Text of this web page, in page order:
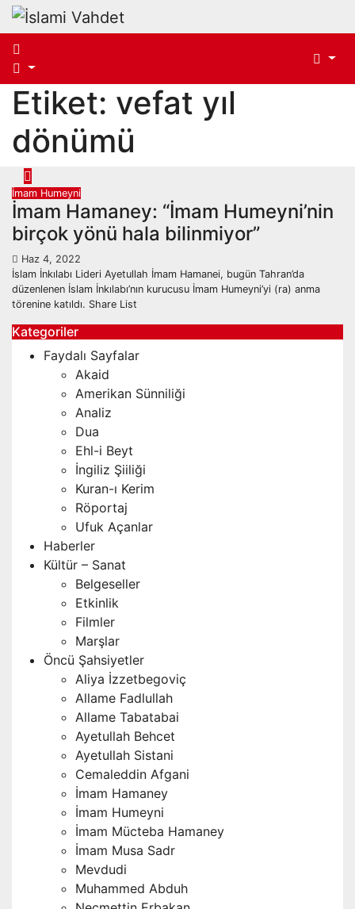
Skip
content
Etiket: vefat yıl
dönümü
İmam Humeyni
İmam Hamaney: “İmam Humeyni’nin
birçok yönü hala bilinmiyor”
Haz 4, 2022
İslam İnkılabı Lideri Ayetullah İmam Hamanei, bugün Tahran’da
düzenlenen İslam İnkılabı’nın kurucusu İmam Humeyni’yi (ra) anma
törenine katıldı. Share List
Kategoriler
Faydalı Sayfalar
Akaid
Amerikan Sünniliği
Analiz
Dua
Ehl-i Beyt
İngiliz Şiiliği
Kuran-ı Kerim
Röportaj
Ufuk Açanlar
Haberler
Kültür – Sanat
Belgeseller
Etkinlik
Filmler
Marşlar
Öncü Şahsiyetler
Aliya İzzetbegoviç
Allame Fadlullah
Allame Tabatabai
Ayetullah Behcet
Ayetullah Sistani
Cemaleddin Afgani
İmam Hamaney
İmam Humeyni
İmam Mücteba Hamaney
İmam Musa Sadr
Mevdudi
Muhammed Abduh